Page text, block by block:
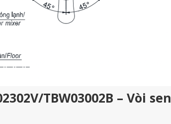
TBW03002B – Vòi sen